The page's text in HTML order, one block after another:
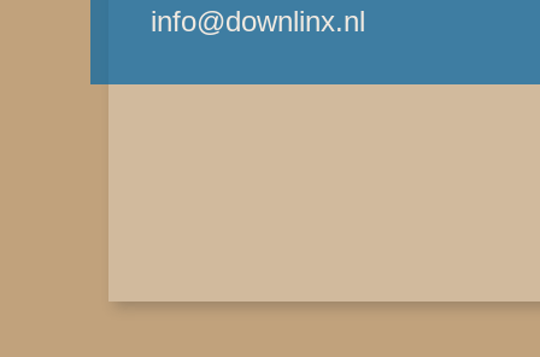
info@downlinx.nl